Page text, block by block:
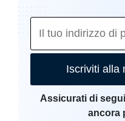
Iscriviti alla
Assicurati di
ancora